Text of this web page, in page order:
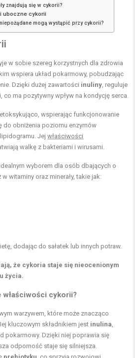
znajdują się w cykorii?
uboczne cykorii
mogą wystąpić przy cykorii?
w sobie szereg korzystnych dla zdrowia
wspiera układ pokarmowy, pobudzając
Dzięki dużej zawartości inuliny, reguluje
ma pozytywny wpływ na kondycję serca.
wspierając funkcjonowanie
do obniżenia poziomu enzymów
Jejwłaściwości
walkę z bakteriami i wirusami.
wyborem dla osób dbających o
witaminy oraz minerały, takie jak:
dodając do sałatek lub innych potraw.
że cykoria staje się nieocenionym
życia.
cykorii?
warzywem, które może znacząco
kluczowym składnikiem jest inulina,
pokarmowy. Dzięki niej poprawia się
odporność staje się silniejsza.